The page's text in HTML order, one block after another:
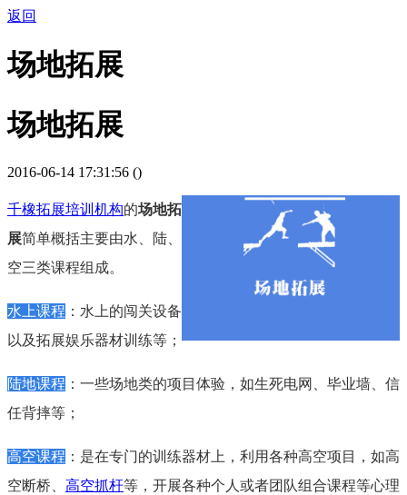
返回
场地拓展
场地拓展
2016-06-14 17:31:56 ()
千橡拓展培训机构的场地拓
展简单概括主要由水、陆、
空三类课程组成。
水上课程 ：水上的闯关设备
以及拓展娱乐器材训练等；
陆地课程 ：一些场地类的项目体验，如生死电网、毕业墙、信
任背摔等；
高空课程 ： 是在专门的训练器材上，利用各种高空项目，如高
空断桥、 高空抓杆等，开展各种个人或者团队组合课程等心理